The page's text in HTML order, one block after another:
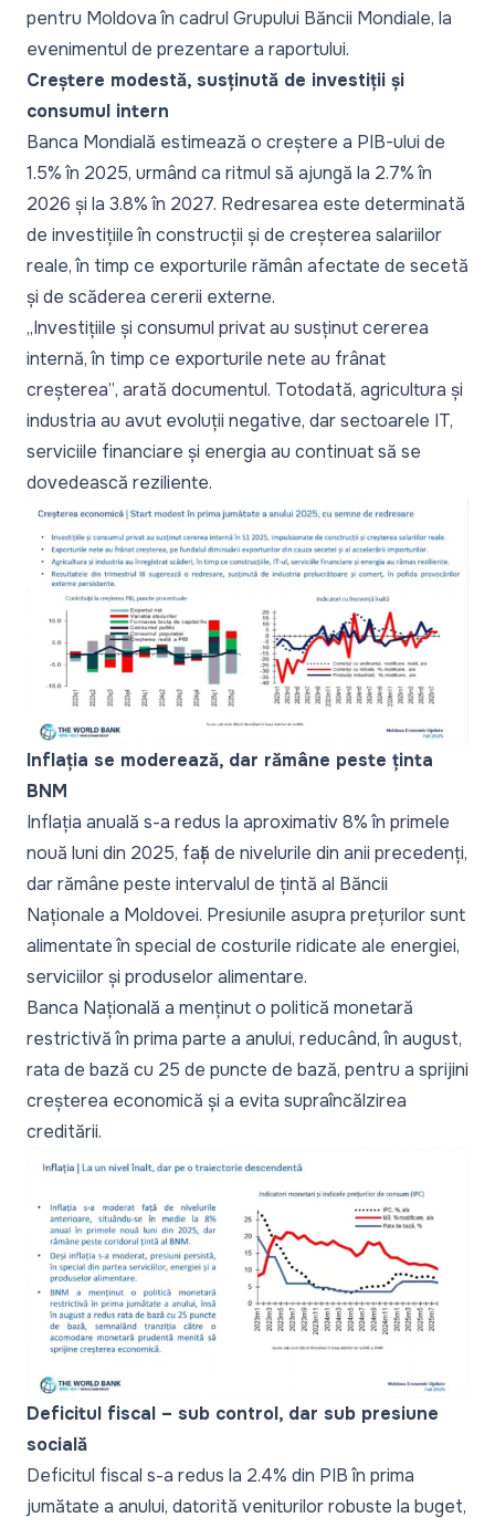
pentru Moldova în cadrul Grupului Băncii Mondiale, la
evenimentul de prezentare a raportului.
Creștere modestă, susținută de investiții și
consumul intern
Banca Mondială estimează o creștere a PIB-ului de
1.5% în 2025, urmând ca ritmul să ajungă la 2.7% în
2026 și la 3.8% în 2027. Redresarea este determinată
de investițiile în construcții și de creșterea salariilor
reale, în timp ce exporturile rămân afectate de secetă
și de scăderea cererii externe.
„Investițiile și consumul privat au susținut cererea
internă, în timp ce exporturile nete au frânat
creșterea”, arată documentul. Totodată, agricultura și
industria au avut evoluții negative, dar sectoarele IT,
serviciile financiare și energia au continuat să se
dovedească reziliente.
Inflația se moderează, dar rămâne peste ținta
BNM
Inflația anuală s-a redus la aproximativ 8% în primele
nouă luni din 2025, față de nivelurile din anii precedenți,
dar rămâne peste intervalul de țintă al Băncii
Naționale a Moldovei. Presiunile asupra prețurilor sunt
alimentate în special de costurile ridicate ale energiei,
serviciilor și produselor alimentare.
Banca Națională a menținut o politică monetară
restrictivă în prima parte a anului, reducând, în august,
rata de bază cu 25 de puncte de bază, pentru a sprijini
creșterea economică și a evita supraîncălzirea
creditării.
Deficitul fiscal – sub control, dar sub presiune
socială
Deficitul fiscal s-a redus la 2.4% din PIB în prima
jumătate a anului, datorită veniturilor robuste la buget,